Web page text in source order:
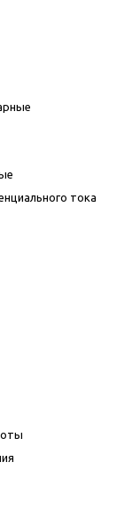
тока